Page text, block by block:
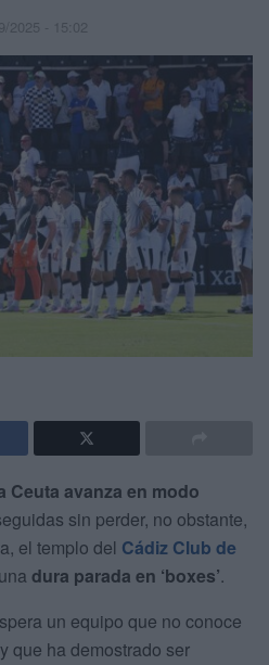
2025 - 15:02
avanza en modo
sin perder, no obstante,
el templo del Cádiz Club de
dura parada en ‘boxes’.
un equipo que no conoce
que ha demostrado ser